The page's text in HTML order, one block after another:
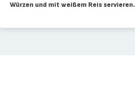
Würzen und mit weißem Reis servieren.